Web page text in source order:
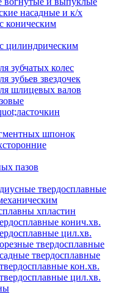
насадные и к/х
коническим
цилиндрическим
зубчатых колес
зубьев звездочек
шлицевых валов
шпонок
пазов
твердосплавные
хпластин
конич.хв.
цил.хв.
твердосплавные
твердосплавные
кон.хв.
цил.хв.